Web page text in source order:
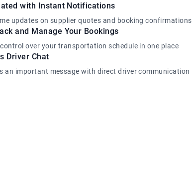
with Instant Notifications
updates on supplier quotes and booking confirmations
and Manage Your Bookings
over your transportation schedule in one place
Driver Chat
an important message with direct driver communication